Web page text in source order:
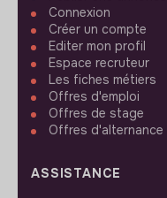
Connexion
Créer un compte
Editer mon profil
Espace recruteur
Les fiches métiers
Offres d'emploi
Offres de stage
Offres d'alternance
ASSISTANCE